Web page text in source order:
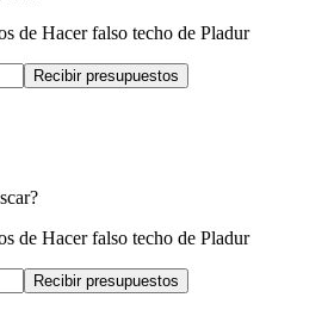
de Hacer falso techo de Pladur
Recibir presupuestos
de Hacer falso techo de Pladur
Recibir presupuestos